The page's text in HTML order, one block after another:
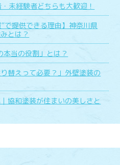
未経験者どちらも大歓迎！
で提供できる理由】神奈川県
とは？
当の役割」とは？
替えって必要？」外壁塗装の
協和塗装が住まいの美しさと